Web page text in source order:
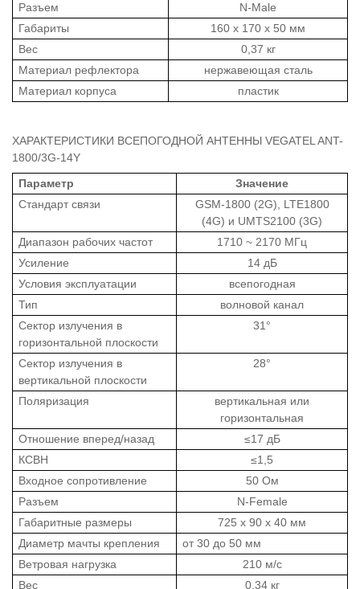
Разъем
N-Male
Габариты
160 х 170 х 50 мм
Вес
0,37 кг
Материал рефлектора
нержавеющая сталь
Материал корпуса
пластик
ХАРАКТЕРИСТИКИ ВСЕПОГОДНОЙ АНТЕННЫ VEGATEL ANT-
1800/3G-14Y
Параметр
Значение
Стандарт связи
GSM-1800 (2G), LTE1800
(4G) и UMTS2100 (3G)
Диапазон рабочих частот
1710 ~ 2170 МГц
Усиление
14 дБ
Условия эксплуатации
всепогодная
Тип
волновой канал
Сектор излучения в
горизонтальной плоскости
31°
Сектор излучения в
вертикальной плоскости
28°
Поляризация
вертикальная или
горизонтальная
Отношение вперед/назад
≤17 дБ
КСВН
≤1,5
Входное сопротивление
50 Ом
Разъем
N-Female
Габаритные размеры
725 x 90 x 40 мм
Диаметр мачты крепления
от 30 до 50 мм
Ветровая нагрузка
210 м/с
Вес
0,34 кг